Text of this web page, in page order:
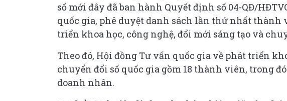
số mới đây đã ban hành Quyết định số 04-QĐ/
quốc gia, phê duyệt danh sách lần thứ nhất thành
triển khoa học, công nghệ, đổi mới sáng tạo và
Theo đó, Hội đồng Tư vấn quốc gia về phát triển
chuyển đổi số quốc gia gồm 18 thành viên, trong
doanh nhân.